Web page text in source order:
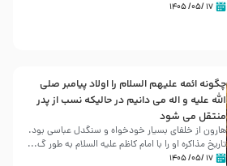
۱۷ /۰۵/ ۱۴۰۵
چگونه ائمه علیهم السلام را اولاد پیامبر صلی
الله علیه و اله می دانیم در حالیکه نسب از پدر
منتقل می شود
هارون از خلفای بسیار خودخواه و سنگدل عباسی بود.
تاریخ مذاکره او را با امام کاظم علیه السلام به طور گ...
۱۷ /۰۵/ ۱۴۰۵